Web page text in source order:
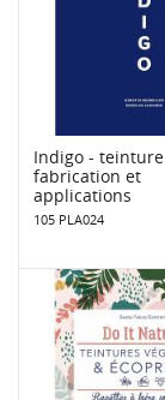
Indigo - teinture
fabrication et
applications
105 PLA024